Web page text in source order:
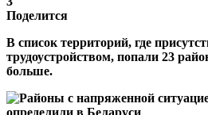
Поделится
В список территорий, где
трудоустройством, попали 23
больше.